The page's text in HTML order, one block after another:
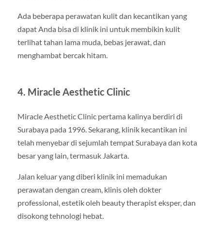
Ada beberapa perawatan kulit dan kecantikan yang
dapat Anda bisa di klinik ini untuk membikin kulit
terlihat tahan lama muda, bebas jerawat, dan
menghambat bercak hitam.
4. Miracle Aesthetic Clinic
Miracle Aesthetic Clinic pertama kalinya berdiri di
Surabaya pada 1996. Sekarang, klinik kecantikan ini
telah menyebar di sejumlah tempat Surabaya dan kota
besar yang lain, termasuk Jakarta.
Jalan keluar yang diberi klinik ini memadukan
perawatan dengan cream, klinis oleh dokter
professional, estetik oleh beauty therapist eksper, dan
disokong tehnologi hebat.